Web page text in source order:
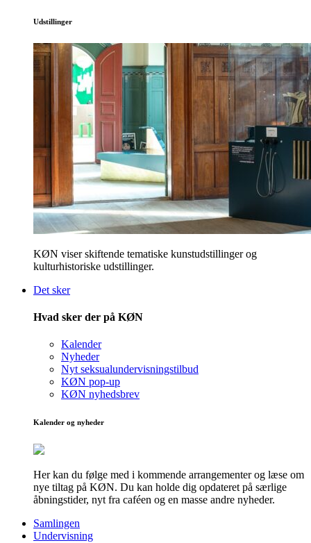
Udstillinger
KØN viser skiftende tematiske kunstudstillinger og
kulturhistoriske udstillinger.
Det sker
Hvad sker der på KØN
Kalender
Nyheder
Nyt seksualundervisningstilbud
KØN pop-up
KØN nyhedsbrev
Kalender og nyheder
Her kan du følge med i kommende arrangementer og læse om
nye tiltag på KØN. Du kan holde dig opdateret på særlige
åbningstider, nyt fra caféen og en masse andre nyheder.
Samlingen
Undervisning